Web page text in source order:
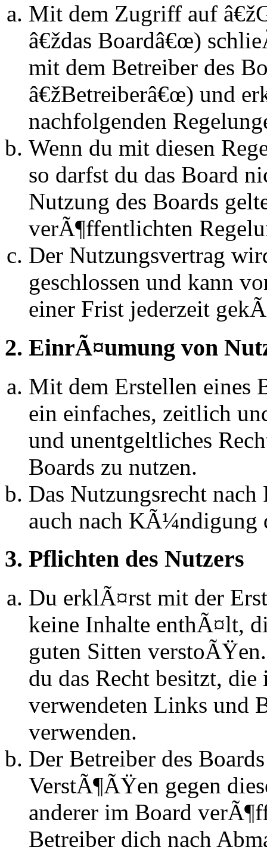
Mit dem Zugriff auf
â€ždas Boardâ€œ)
mit dem Betreiber des
â€žBetreiberâ€œ) und
nachfolgenden
Wenn du mit diesen
so darfst du das Board
Nutzung des Boards
verÃ¶ffentlichten
Der Nutzungsvertrag
geschlossen und kann
einer Frist jederzeit
2. EinrÃ¤umung von
Mit dem Erstellen eines
ein einfaches, zeitlich
und unentgeltliches
Boards zu nutzen.
Das Nutzungsrecht
auch nach KÃ¼ndigung
3. Pflichten des Nutzers
Du erklÃ¤rst mit der
keine Inhalte enthÃ¤lt,
guten Sitten
du das Recht besitzt,
verwendeten Links und
verwenden.
Der Betreiber des
VerstÃ¶ÃŸen gegen
anderer im Board
Betreiber dich nach